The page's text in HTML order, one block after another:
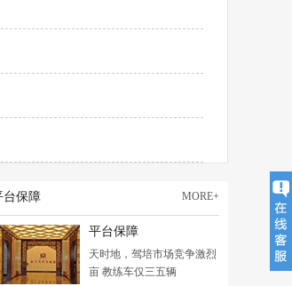
台保障 MORE+
平台保障
天时地，驾培市场竞争激烈
亩 教练车仅三五辆